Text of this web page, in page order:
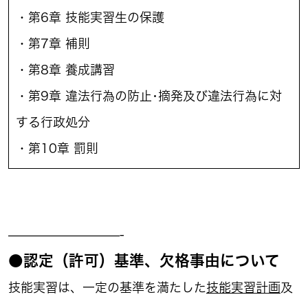
・第6章 技能実習生の保護
・第7章 補則
・第8章 養成講習
・第9章 違法行為の防止･摘発及び違法行為に対
する行政処分
・第10章 罰則
—————————-
●認定（許可）基準、欠格事由について
技能実習は、一定の基準を満たした技能実習計画及